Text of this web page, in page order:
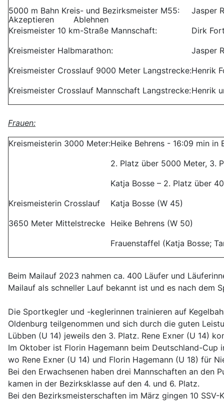
5000 m Bahn Kreis- und Bezirksmeister M55:
Jasper
Kreismeister 10 km-Straße Mannschaft:
Dirk
Kreismeister Halbmarathon:
Jasper
Kreismeister Crosslauf 9000 Meter Langstrecke:Henrik
Kreismeister Crosslauf Mannschaft Langstrecke:Henrik
Frauen:
Kreismeisterin 3000 Meter:Heike Behrens - 16:09 min in
2. Platz über 5000 Meter, 3.
Katja Bosse – 2. Platz über
Kreismeisterin Crosslauf
3650 Meter Mittelstrecke
Katja Bosse (W 45)
Heike Behrens (W 50)
Frauenstaffel (Katja Bosse;
Beim Mailauf 2023 nahmen ca. 400 Läufer und
Mailauf als schneller Lauf bekannt ist und es nach dem
Die Sportkegler und -keglerinnen trainieren auf
Oldenburg teilgenommen und sich durch die guten
Lübben (U 14) jeweils den 3. Platz. Rene Exner (U 14)
Im Oktober ist Florin Hagemann beim Deutschland-
wo Rene Exner (U 14) und Florin Hagemann (U 18) für
Bei den Erwachsenen haben drei Mannschaften an den
kamen in der Bezirksklasse auf den 4. und 6. Platz.
Bei den Bezirksmeisterschaften im März gingen 10
Akzeptieren Ablehnen